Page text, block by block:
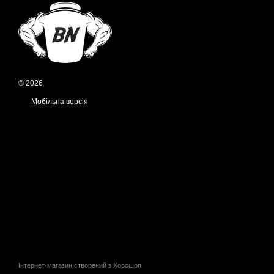
© 2026
Мобільна версія
Інтернет-магазин створений з Хорошоп